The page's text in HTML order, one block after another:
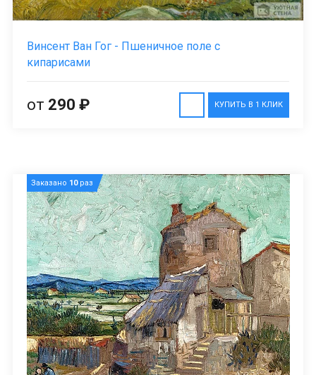
Винсент Ван Гог - Пшеничное поле с
кипарисами
КУПИТЬ В 1 КЛИК
от 290 ₽
Заказано 10раз